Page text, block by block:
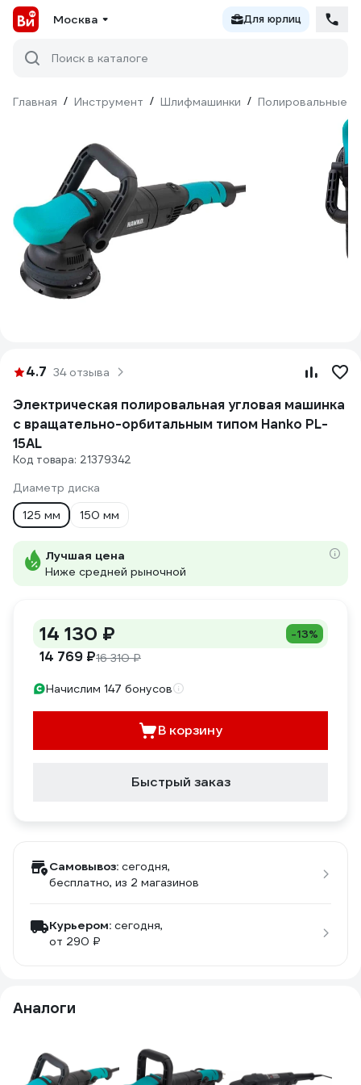
Москва Для юрлиц
Поиск в каталоге
Главная / Инструмент / Шлифмашинки / Полировальные
4.7 34 отзыва
Электрическая полировальная угловая машинка
с вращательно-орбитальным типом Hanko PL-
15AL
Код товара: 21379342
Диаметр диска
125 мм
150 мм
Лучшая цена
Ниже средней рыночной
14 130 ₽ -13%
14 769 ₽16 310 ₽
Начислим 147 бонусов
В корзину
Быстрый заказ
Самовывоз: сегодня,
бесплатно, из 2 магазинов
Курьером: сегодня,
от 290 ₽
Аналоги